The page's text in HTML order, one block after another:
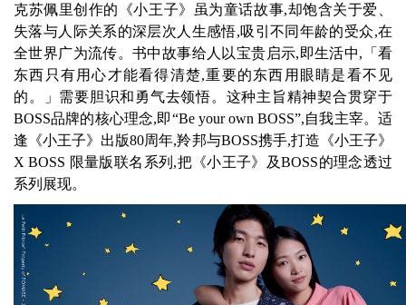
克苏佩里创作的《小王子》虽为童话故事,却饱含关于爱、
失落与人际关系的深层次人生感悟,吸引不同年龄的受众,在
全世界广为流传。书中故事给人以宝贵启示,即生活中,「看
东西只有用心才能看得清楚,重要的东西用眼睛是看不见
的。」需要胆识和勇气去领悟。这种主旨精神契合贯穿于
BOSS品牌的核心理念,即“Be your own BOSS”,自我主宰。适
逢《小王子》出版80周年,羚邦与BOSS携手,打造《小王子》
X BOSS 限量版联名系列,把《小王子》及BOSS的理念透过
系列展现。